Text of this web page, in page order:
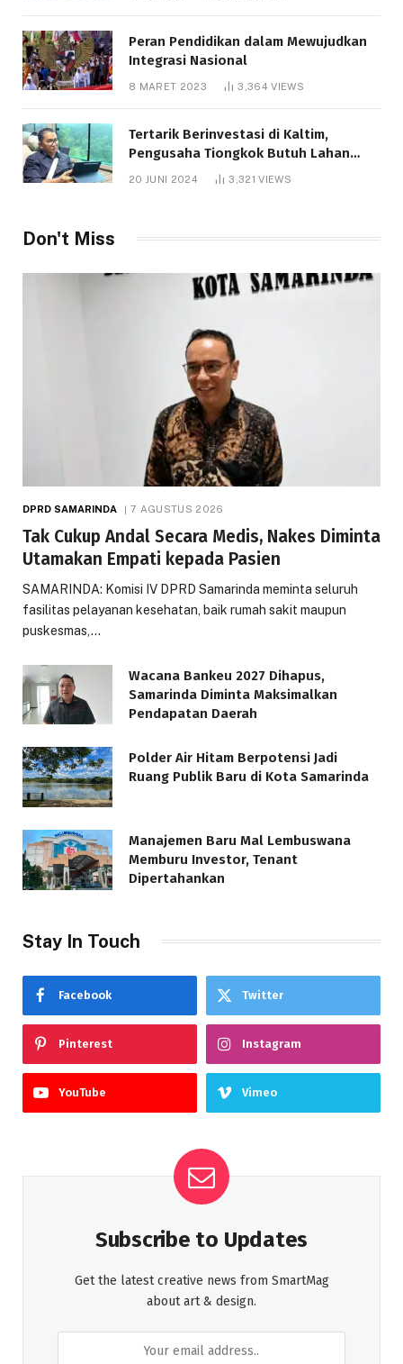
Peran Pendidikan dalam Mewujudkan
Integrasi Nasional
8 MARET 2023 3,364VIEWS
Tertarik Berinvestasi di Kaltim,
Pengusaha Tiongkok Butuh Lahan
1.000 Hektare
20 JUNI 2024 3,321VIEWS
Don't Miss
DPRD SAMARINDA 7 AGUSTUS 2026
Tak Cukup Andal Secara Medis, Nakes Diminta
Utamakan Empati kepada Pasien
SAMARINDA: Komisi IV DPRD Samarinda meminta seluruh
fasilitas pelayanan kesehatan, baik rumah sakit maupun
puskesmas,…
Wacana Bankeu 2027 Dihapus,
Samarinda Diminta Maksimalkan
Pendapatan Daerah
Polder Air Hitam Berpotensi Jadi
Ruang Publik Baru di Kota Samarinda
Manajemen Baru Mal Lembuswana
Memburu Investor, Tenant
Dipertahankan
Stay In Touch
Facebook Twitter
Pinterest Instagram
YouTube Vimeo
Subscribe to Updates
Get the latest creative news from SmartMag
about art & design.